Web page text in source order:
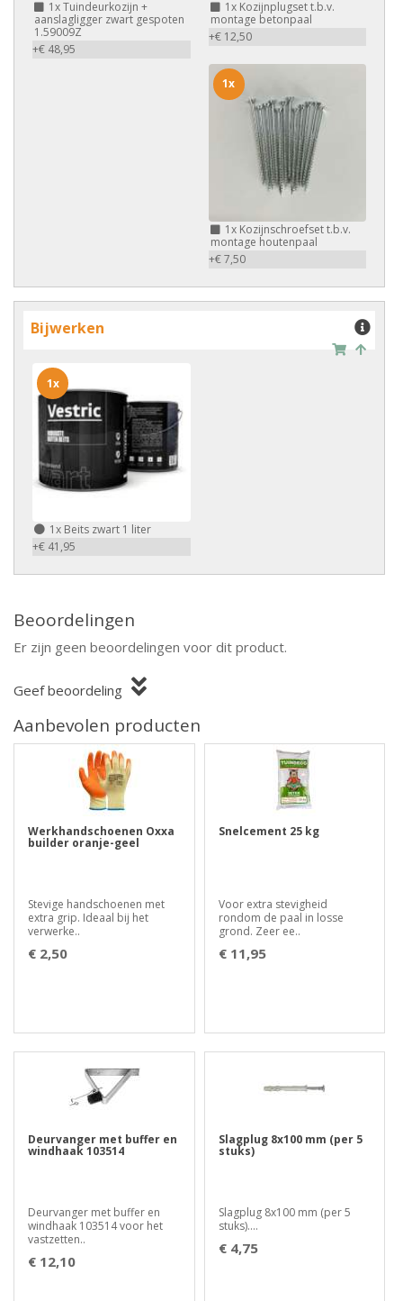
1xTuindeurkozijn +
aanslagligger zwart gespoten
1.59009Z
+€ 48,95
1xKozijnplugset t.b.v.
montage betonpaal
+€ 12,50
1xKozijnschroefset t.b.v.
montage houtenpaal
+€ 7,50
1x
Bijwerken
1x Beits zwart 1 liter
+€ 41,95
1x
Beoordelingen
Er zijn geen beoordelingen voor dit product.
Geef beoordeling
Aanbevolen producten
Werkhandschoenen Oxxa
builder oranje-geel
Stevige handschoenen met
extra grip. Ideaal bij het
verwerke..
€ 2,50
Snelcement 25 kg
Voor extra stevigheid
rondom de paal in losse
grond. Zeer ee..
€ 11,95
Deurvanger met buffer en
windhaak 103514
Deurvanger met buffer en
windhaak 103514 voor het
vastzetten..
€ 12,10
Slagplug 8x100 mm (per 5
stuks)
Slagplug 8x100 mm (per 5
stuks)....
€ 4,75